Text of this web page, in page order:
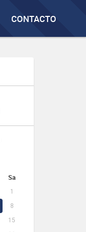
CONTACTO
Sa
1
8
15